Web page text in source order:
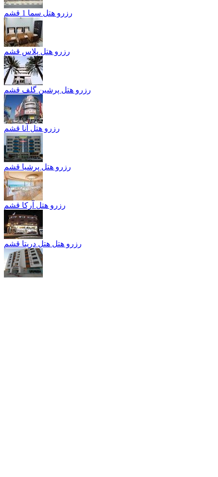
رزرو هتل سما 1 قشم
رزرو هتل پلاس قشم
رزرو هتل پرشین گلف قشم
رزرو هتل آنا قشم
رزرو هتل پرشيا قشم
رزرو هتل آرکا قشم
رزرو هتل هتل دریتا قشم